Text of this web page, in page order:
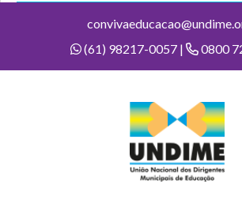
(61) 98217-0057 |
0800